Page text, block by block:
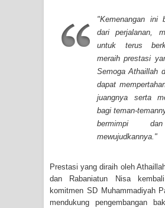
"Kemenangan ini
dari perjalanan,
untuk terus
meraih prestasi
Semoga Athaillah
dapat
juangnya serta
bagi teman-
bermimpi
mewujudkannya."
Prestasi yang diraih oleh
dan Rabaniatun Nisa
komitmen SD Muhammadiyah
mendukung pengembangan